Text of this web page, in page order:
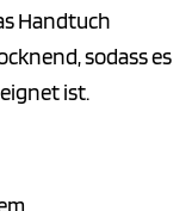
Handtuch
sodass es
ist.